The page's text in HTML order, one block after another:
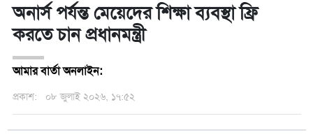
অনার্স পর্যন্ত মেয়েদের শিক্ষা ব্যবস্থা ফ্রি
করতে চান প্রধানমন্ত্রী
আমার বার্তা অনলাইন:
প্রকাশ: ০৮ জুলাই ২০২৬, ১৭:৫২